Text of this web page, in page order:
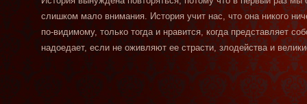
слишком мало внимания. История учит нас, что она никого
по-видимому, только тогда и нравится, когда представляет
надоедает, если не оживляют ее страсти, злодейства и